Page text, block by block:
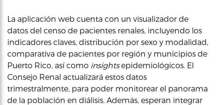
La aplicación web cuenta con un visualizador de
datos del censo de pacientes renales, incluyendo los
indicadores claves, distribución por sexo y modalidad,
comparativa de pacientes por región y municipios de
Puerto Rico, así como insightsepidemiológicos. El
Consejo Renal actualizará estos datos
trimestralmente, para poder monitorear el panorama
de la población en diálisis. Además, esperan integrar